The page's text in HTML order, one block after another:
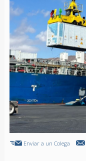
Enviar a un Colega